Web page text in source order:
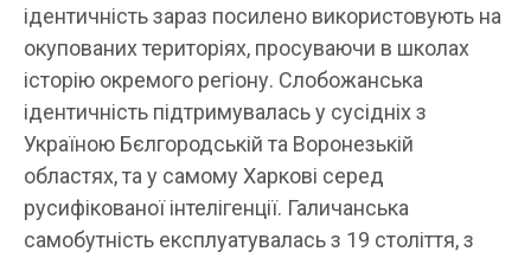
ідентичність зараз посилено використовують на
окупованих територіях, просуваючи в школах
історію окремого регіону. Слобожанська
ідентичність підтримувалась у сусідніх з
Україною Бєлгородській та Воронезькій
областях, та у самому Харкові серед
русифікованої інтелігенції. Галичанська
самобутність експлуатувалась з 19 століття, з